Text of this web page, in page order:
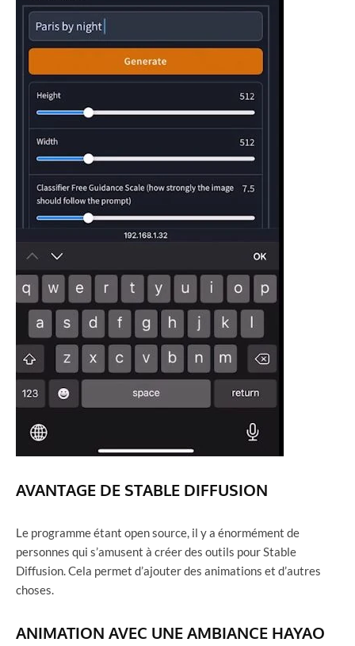
AVANTAGE DE STABLE DIFFUSION
Le programme étant open source, il y a énormément de
personnes qui s’amusent à créer des outils pour Stable
Diffusion. Cela permet d’ajouter des animations et d’autres
choses.
ANIMATION AVEC UNE AMBIANCE HAYAO